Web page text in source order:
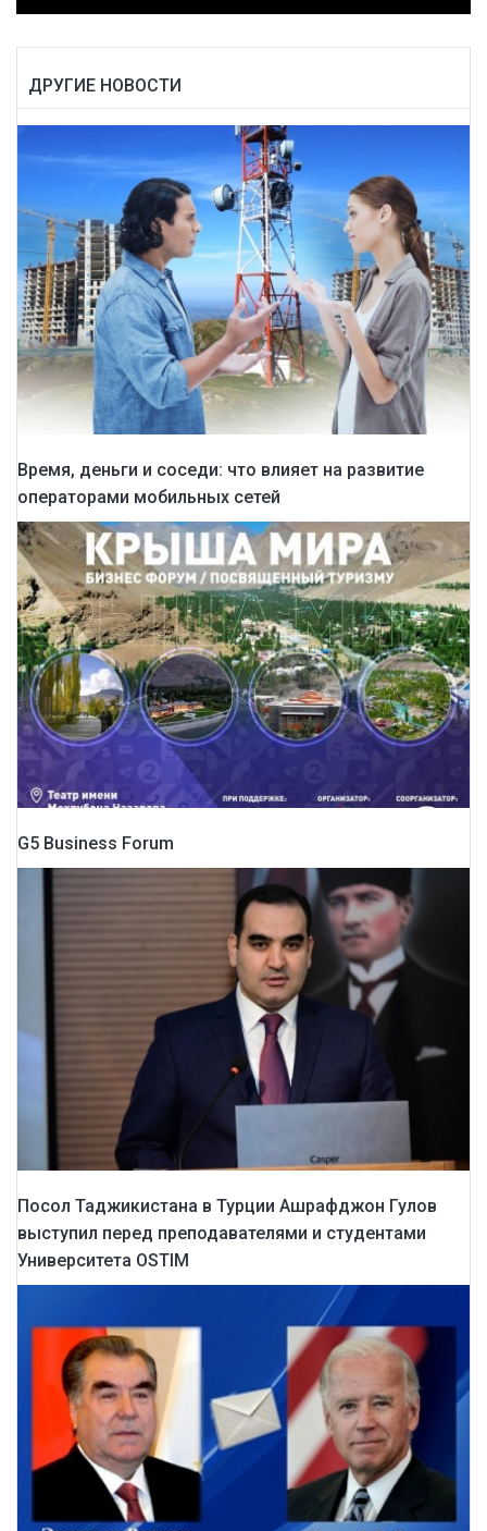
ДРУГИЕ НОВОСТИ
Время, деньги и соседи: что влияет на развитие
операторами мобильных сетей
G5 Business Forum
Посол Таджикистана в Турции Ашрафджон Гулов
выступил перед преподавателями и студентами
Университета OSTIM